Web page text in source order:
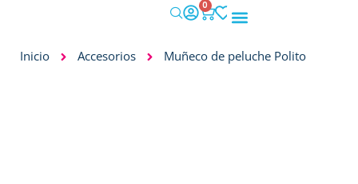
0
Inicio Accesorios Muñeco de peluche Polito